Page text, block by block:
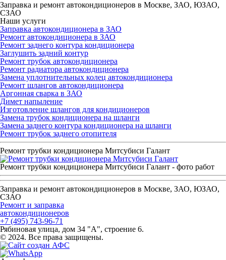
Заправка и ремонт автокондиционеров в Москве, ЗАО, ЮЗАО,
СЗАО
Наши услуги
Заправка автокондиционера в ЗАО
Ремонт автокондиционера в ЗАО
Ремонт заднего контура кондиционера
Заглушить задний контур
Ремонт трубок автокондиционера
Ремонт радиатора автокондиционера
Замена уплотнительных колец автокондиционера
Ремонт шлангов автокондиционера
Аргонная сварка в ЗАО
Димет напыление
Изготовление шлангов для кондиционеров
Замена трубок кондиционера на шланги
Замена заднего контура кондиционера на шланги
Ремонт трубок заднего отопителя
Ремонт трубки кондиционера Митсубиси Галант
Ремонт трубки кондиционера Митсубиси Галант - фото работ
Заправка и ремонт автокондиционеров в Москве, ЗАО, ЮЗАО,
СЗАО
Ремонт и заправка
автокондиционеров
+7 (495) 743-96-71
Рябиновая улица, дом 34 "А", строение 6.
© 2024. Все права защищены.